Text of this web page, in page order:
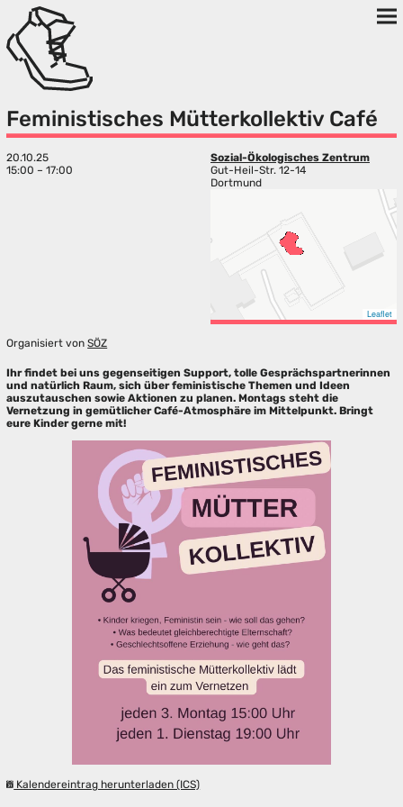
Feministisches Mütterkollektiv Café
20.10.25
15:00 – 17:00
Sozial-Ökologisches Zentrum
Gut-Heil-Str. 12-14
Dortmund
Leaflet
Organisiert vonSÖZ
Ihr findet bei uns gegenseitigen Support, tolle Gesprächspartnerinnen
und natürlich Raum, sich über feministische Themen und Ideen
auszutauschen sowie Aktionen zu planen. Montags steht die
Vernetzung in gemütlicher Café-Atmosphäre im Mittelpunkt. Bringt
eure Kinder gerne mit!
Kalendereintrag herunterladen (ICS)